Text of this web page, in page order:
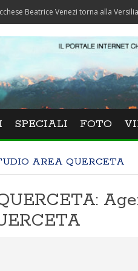
Venezi torna alla Versiliana
SPECIALI FOTO
AREA QUERCETA